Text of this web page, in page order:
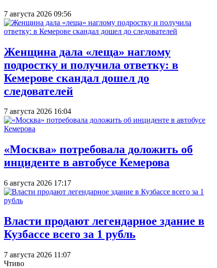
7 августа 2026 09:56
Женщина дала «леща» наглому
подростку и получила ответку: в
Кемерове скандал дошел до
следователей
7 августа 2026 16:04
«Москва» потребовала доложить об
инциденте в автобусе Кемерова
6 августа 2026 17:17
Власти продают легендарное здание в
Кузбассе всего за 1 рубль
7 августа 2026 11:07
Чтиво